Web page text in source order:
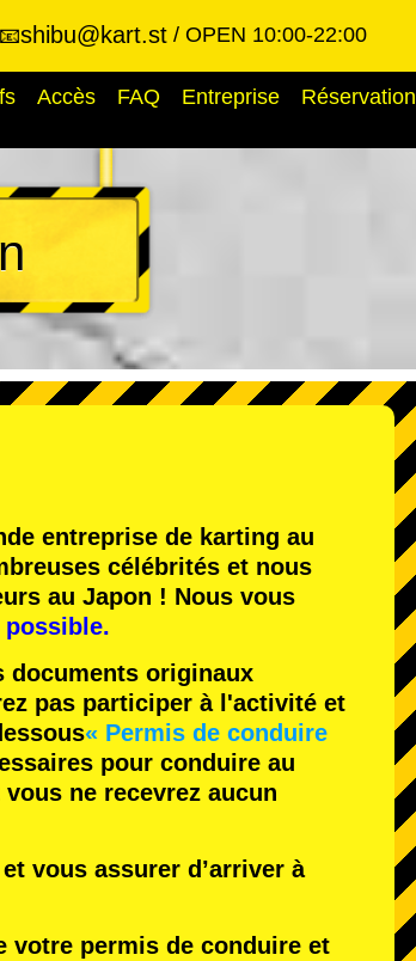
📧shibu@kart.st OPEN 10:00-22:00
Accès FAQ Entreprise
Réservation
entreprise de karting au
célébrités et nous
au Japon ! Nous vous
possible.
documents originaux
pas participer à l'activité et
« Permis de conduire
pour conduire au
ne recevrez aucun
vous assurer d’arriver à
votre permis de conduire et